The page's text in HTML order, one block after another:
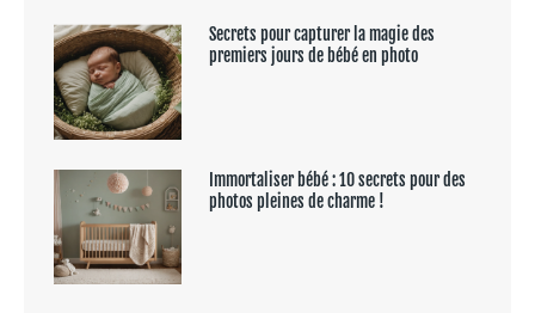
Secrets pour capturer la magie des
premiers jours de bébé en photo
Immortaliser bébé : 10 secrets pour des
photos pleines de charme !